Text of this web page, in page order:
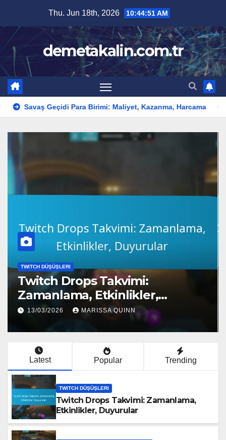
content
Thu. Jun 18th, 2026 10:44:52 AM
demetakalin.com.tr
Para Birimi: Maliyet, Kazanma, Harcama Savaş Geçidi
TWITCH DÜŞÜŞLERI
Twitch Drops Takvimi:
Zamanlama, Etkinlikler,
Duyurular
13/03/2026 MARISSA QUINN
Latest Popular Trending
TWITCH DÜŞÜŞLERI
Twitch Drops Takvimi: Zamanlama,
Etkinlikler, Duyurular